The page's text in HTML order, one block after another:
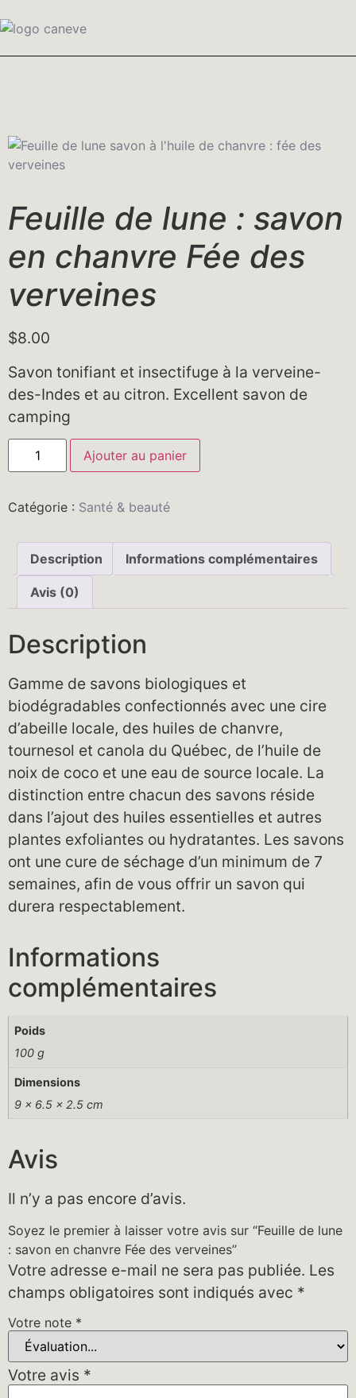
Feuille de lune : savon
en chanvre Fée des
verveines
$8.00
Savon tonifiant et insectifuge à la verveine-
des-Indes et au citron. Excellent savon de
camping
Ajouter au panier
Catégorie : Santé & beauté
Description Informations complémentaires
Avis (0)
Description
Gamme de savons biologiques et
biodégradables confectionnés avec une cire
d’abeille locale, des huiles de chanvre,
tournesol et canola du Québec, de l’huile de
noix de coco et une eau de source locale. La
distinction entre chacun des savons réside
dans l’ajout des huiles essentielles et autres
plantes exfoliantes ou hydratantes. Les savons
ont une cure de séchage d’un minimum de 7
semaines, afin de vous offrir un savon qui
durera respectablement.
Informations
complémentaires
Poids
100 g
Dimensions
9 × 6.5 × 2.5 cm
Avis
Il n’y a pas encore d’avis.
Soyez le premier à laisser votre avis sur “Feuille de lune
: savon en chanvre Fée des verveines”
Votre adresse e-mail ne sera pas publiée. Les
champs obligatoires sont indiqués avec *
Votre note *
Votre avis *